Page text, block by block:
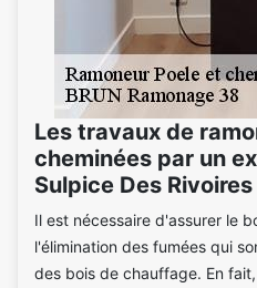
Les travaux de
cheminées par un
Sulpice Des Rivoires
Il est nécessaire d'assurer le
l'élimination des fumées qui
des bois de chauffage. En